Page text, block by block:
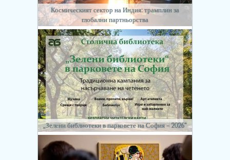
Космическият сектор на Индия: трамплин за
глобални партньорства
„Зелени библиотеки в парковете на София – 2026“